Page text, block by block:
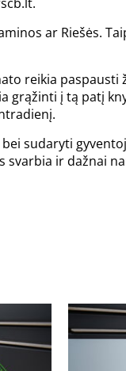
ar Riešės.
reikia paspausti
grąžinti į tą patį
sudaryti
svarbia ir dažnai